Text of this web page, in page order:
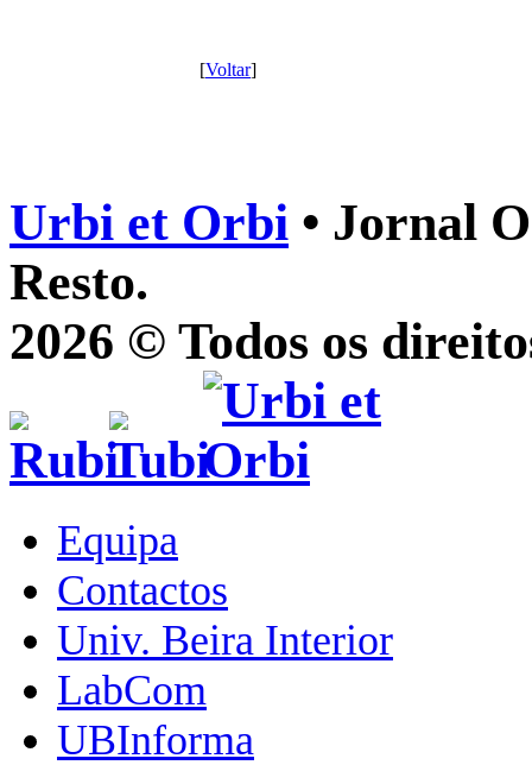
[Voltar]
Urbi et Orbi • Jornal
Resto.
2026 © Todos os
Equipa
Contactos
Univ. Beira Interior
LabCom
UBInforma